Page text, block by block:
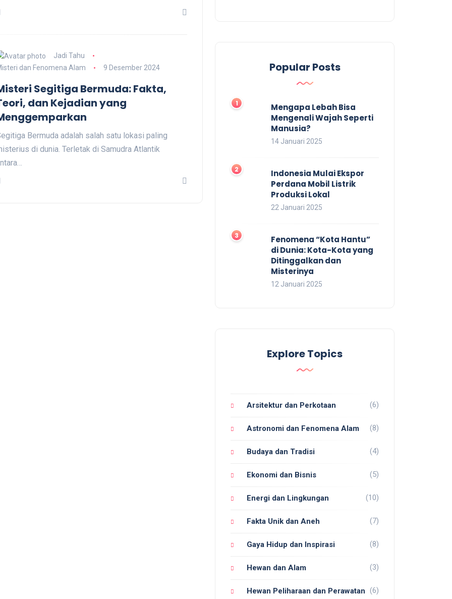
Jadi Tahu
dan Fenomena Alam
9 Desember 2024
Segitiga Bermuda: Fakta,
dan Kejadian yang
Bermuda adalah salah satu lokasi paling
di dunia. Terletak di Samudra Atlantik
Popular Posts
Mengapa Lebah Bisa
Mengenali Wajah Seperti
Manusia?
14 Januari 2025
Indonesia Mulai Ekspor
Perdana Mobil Listrik
Produksi Lokal
22 Januari 2025
Fenomena “Kota Hantu”
di Dunia: Kota-Kota yang
Ditinggalkan dan
Misterinya
12 Januari 2025
Explore Topics
Arsitektur dan Perkotaan (6)
Astronomi dan Fenomena Alam (8)
Budaya dan Tradisi (4)
Ekonomi dan Bisnis (5)
Energi dan Lingkungan (10)
Fakta Unik dan Aneh (7)
Gaya Hidup dan Inspirasi (8)
Hewan dan Alam (3)
Hewan Peliharaan dan Perawatan (6)